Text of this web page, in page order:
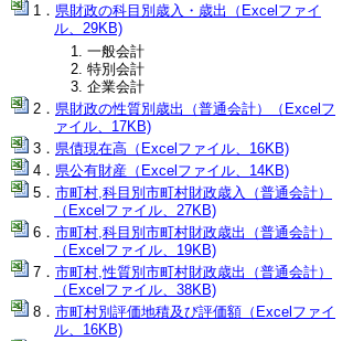
県財政の科目別歳入・歳出（Excelファイ
ル、29KB)
一般会計
特別会計
企業会計
県財政の性質別歳出（普通会計）（Excelフ
ァイル、17KB)
県債現在高（Excelファイル、16KB)
県公有財産（Excelファイル、14KB)
市町村,科目別市町村財政歳入（普通会計）
（Excelファイル、27KB)
市町村,科目別市町村財政歳出（普通会計）
（Excelファイル、19KB)
市町村,性質別市町村財政歳出（普通会計）
（Excelファイル、38KB)
市町村別評価地積及び評価額（Excelファイ
ル、16KB)